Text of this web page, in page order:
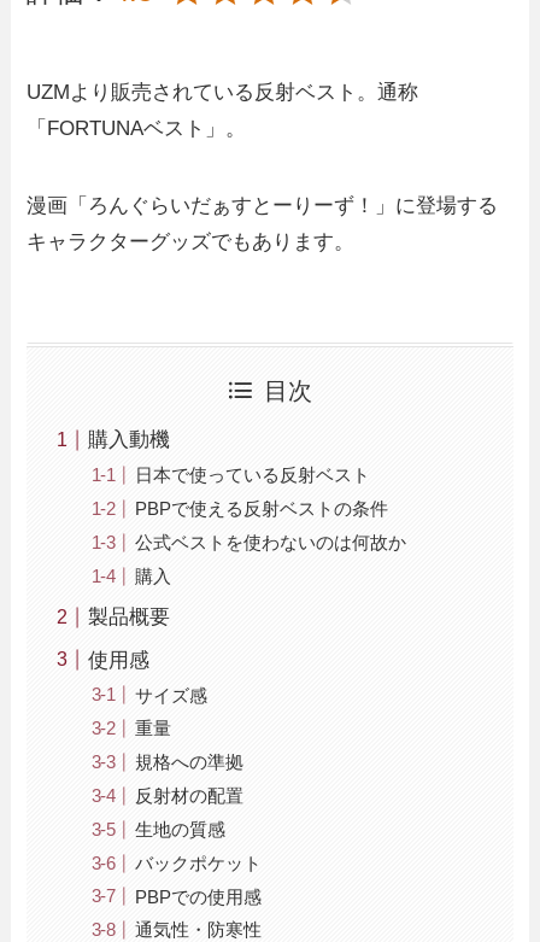
UZMより販売されている反射ベスト。通称
「FORTUNAベスト」。
漫画「ろんぐらいだぁすとーりーず！」に登場する
キャラクターグッズでもあります。
目次
購入動機
日本で使っている反射ベスト
PBPで使える反射ベストの条件
公式ベストを使わないのは何故か
購入
製品概要
使用感
サイズ感
重量
規格への準拠
反射材の配置
生地の質感
バックポケット
PBPでの使用感
通気性・防寒性